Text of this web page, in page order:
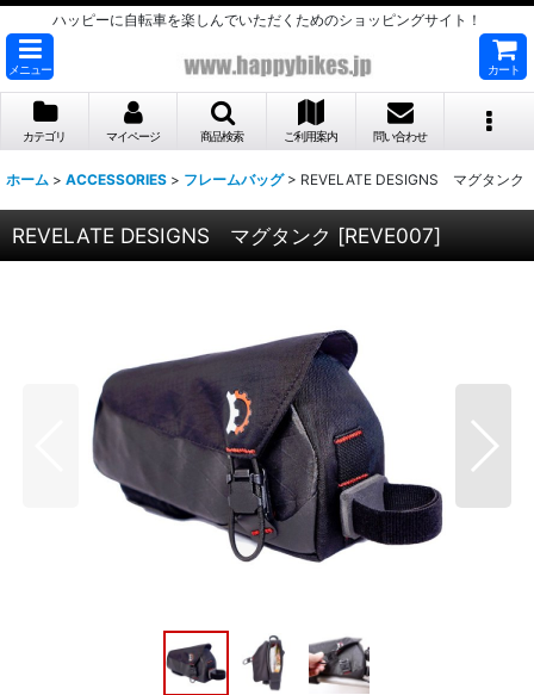
ハッピーに自転車を楽しんでいただくためのショッピングサイト！
メニュー カート
カテゴリ マイページ 商品検索 ご利用案内 問い合わせ
ホーム > ACCESSORIES > フレームバッグ > REVELATE DESIGNS マグタンク
REVELATE DESIGNS マグタンク [REVE007]